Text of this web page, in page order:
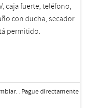
caja fuerte, teléfono,
con ducha, secador
permitido.
. Pague directamente